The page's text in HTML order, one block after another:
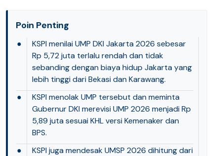
Poin Penting
●
KSPI menilai UMP DKI Jakarta 2026 sebesar
Rp 5,72 juta terlalu rendah dan tidak
sebanding dengan biaya hidup Jakarta yang
lebih tinggi dari Bekasi dan Karawang.
●
KSPI menolak UMP tersebut dan meminta
Gubernur DKI merevisi UMP 2026 menjadi Rp
5,89 juta sesuai KHL versi Kemenaker dan
BPS.
●
KSPI juga mendesak UMSP 2026 dihitung dari